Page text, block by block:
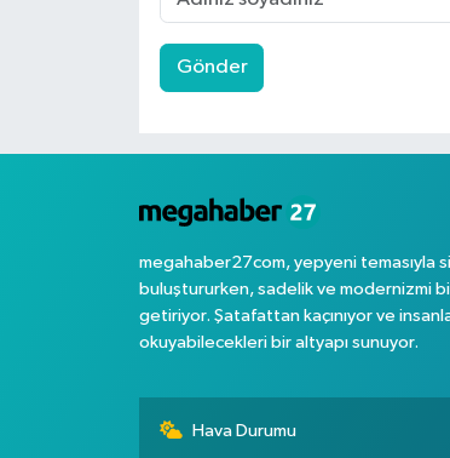
Gönder
megahaber27com, yepyeni temasıyla
buluştururken, sadelik ve modernizmi
getiriyor. Şatafattan kaçınıyor ve
okuyabilecekleri bir altyapı sunuyor.
Hava Durumu